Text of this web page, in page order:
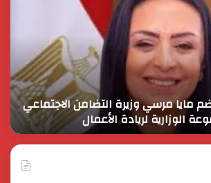
ضم مايا مرسي وزيرة التضامن الاجتماعي
الوزارية لريادة الأعمال
في